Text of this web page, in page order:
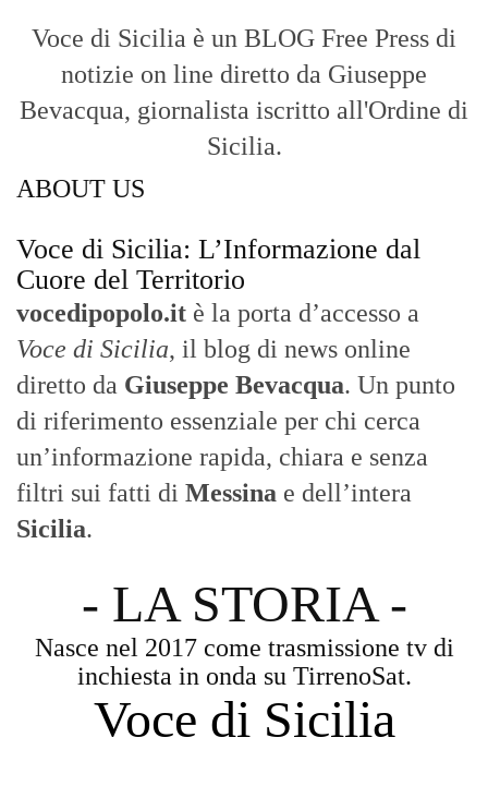
Voce di Sicilia è un BLOG Free Press di
notizie on line diretto da Giuseppe
Bevacqua, giornalista iscritto all'Ordine di
Sicilia.
ABOUT US
Voce di Sicilia: L’Informazione dal
Cuore del Territorio
vocedipopolo.it è la porta d’accesso a
Voce di Sicilia, il blog di news online
diretto da Giuseppe Bevacqua. Un punto
di riferimento essenziale per chi cerca
un’informazione rapida, chiara e senza
filtri sui fatti di Messina e dell’intera
Sicilia.
- LA STORIA -
Nasce nel 2017 come trasmissione tv di
inchiesta in onda su TirrenoSat.
Voce di Sicilia